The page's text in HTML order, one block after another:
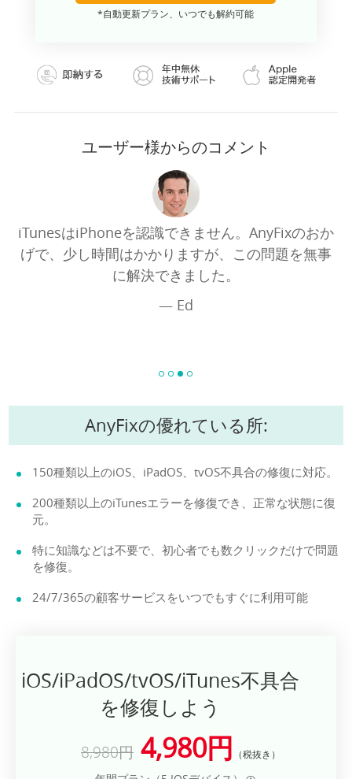
*自動更新プラン、いつでも解約可能
ユーザー様からのコメント
iTunesはiPhoneを認識できません。AnyFixのおか
げで、少し時間はかかりますが、この問題を無事
に解決できました。
— Ed
AnyFixの優れている所:
150種類以上のiOS、iPadOS、tvOS不具合の修復に対応。
200種類以上のiTunesエラーを修復でき、正常な状態に復
元。
特に知識などは不要で、初心者でも数クリックだけで問題
を修復。
24/7/365の顧客サービスをいつでもすぐに利用可能
iOS/iPadOS/tvOS/iTunes不具合
を修復しよう
8,980円 4,980円 （税抜き）